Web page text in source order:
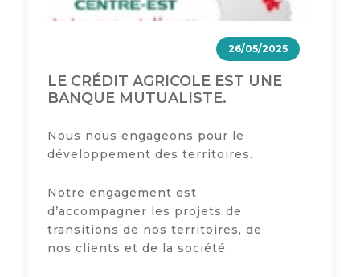
26/05/2025
LE CRÉDIT AGRICOLE EST UNE
BANQUE MUTUALISTE.
Nous nous engageons pour le
développement des territoires.
Notre engagement est
d’accompagner les projets de
transitions de nos territoires, de
nos clients et de la société.